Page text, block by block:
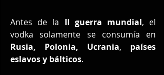
Antes de la II guerra mundial, el
Rusia, Polonia, Ucrania, países
eslavos y bálticos.